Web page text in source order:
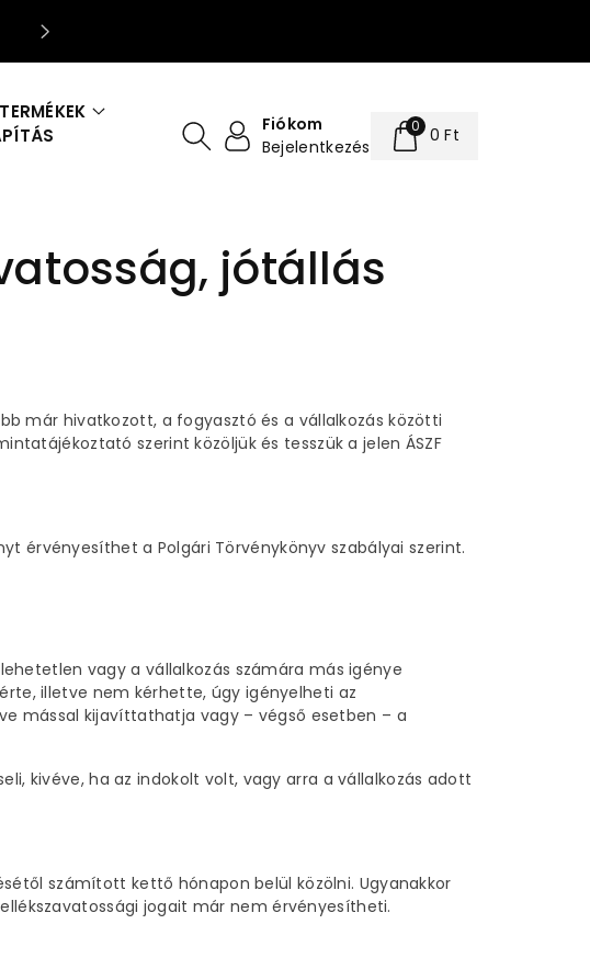
Fiókom
Bejelentkezés
0 0 Ft
jótállás
már hivatkozott, a fogyasztó és a vállalkozás közötti
szerint közöljük és tesszük a jelen ÁSZF
érvényesíthet a Polgári Törvénykönyv szabályai szerint.
vagy a vállalkozás számára más igénye
illetve nem kérhette, úgy igényelheti az
mással kijavíttathatja vagy – végső esetben – a
kivéve, ha az indokolt volt, vagy arra a vállalkozás adott
számított kettő hónapon belül közölni. Ugyanakkor
jogait már nem érvényesítheti.